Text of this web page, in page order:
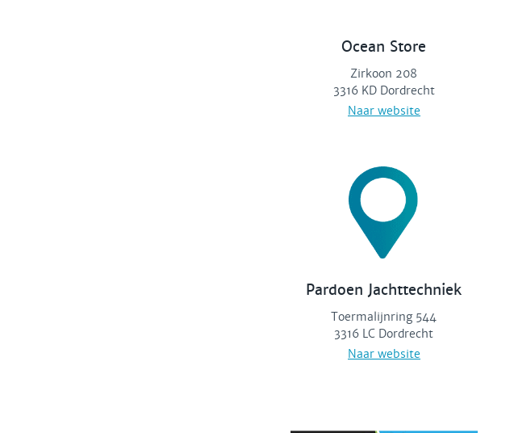
Ocean Store
Zirkoon 208
3316 KD Dordrecht
Naar website
Pardoen Jachttechniek
Toermalijnring 544
3316 LC Dordrecht
Naar website